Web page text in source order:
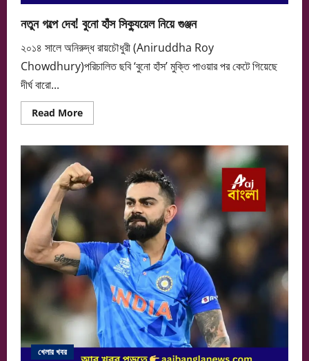
নতুন গল্পে দেব! বুনো হাঁস সিক্যুয়েল নিয়ে গুঞ্জন
২০১৪ সালে অনিরুদ্ধ রায়চৌধুরী (Aniruddha Roy
Chowdhury)পরিচালিত ছবি ‘বুনো হাঁস’ মুক্তি পাওয়ার পর কেটে গিয়েছে
দীর্ঘ বারো...
Read MoreRead
more
দেব!
বুনো
হাঁস
সিক্যুয়েল
খেলার খবর